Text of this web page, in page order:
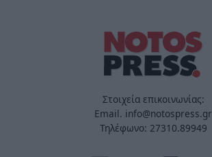
Στοιχεία επικοινωνίας:
Email. info@notospress.gr
Τηλέφωνο: 27310.89949